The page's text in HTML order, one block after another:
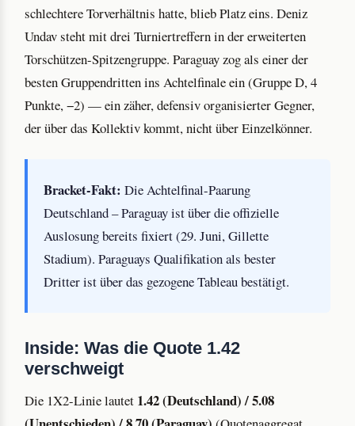
schlechtere Torverhältnis hatte, blieb Platz eins. Deniz
Undav steht mit drei Turniertreffern in der erweiterten
Torschützen-Spitzengruppe. Paraguay zog als einer der
besten Gruppendritten ins Achtelfinale ein (Gruppe D, 4
Punkte, −2) — ein zäher, defensiv organisierter Gegner,
der über das Kollektiv kommt, nicht über Einzelkönner.
Bracket-Fakt: Die Achtelfinal-Paarung
Deutschland – Paraguay ist über die offizielle
Auslosung bereits fixiert (29. Juni, Gillette
Stadium). Paraguays Qualifikation als bester
Dritter ist über das gezogene Tableau bestätigt.
Inside: Was die Quote 1.42
verschweigt
Die 1X2-Linie lautet 1.42 (Deutschland) / 5.08